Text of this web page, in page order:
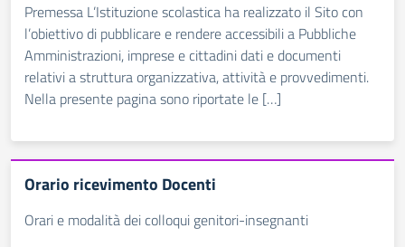
Premessa L’Istituzione scolastica ha realizzato il Sito con
l’obiettivo di pubblicare e rendere accessibili a Pubbliche
Amministrazioni, imprese e cittadini dati e documenti
relativi a struttura organizzativa, attività e provvedimenti.
Nella presente pagina sono riportate le […]
Orario ricevimento Docenti
Orari e modalità dei colloqui genitori-insegnanti